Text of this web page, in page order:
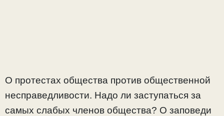
О протестах общества против общественной
несправедливости. Надо ли заступаться за
самых слабых членов общества? О заповеди